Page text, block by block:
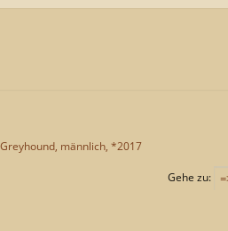
Greyhound, männlich, *2017
Gehe zu